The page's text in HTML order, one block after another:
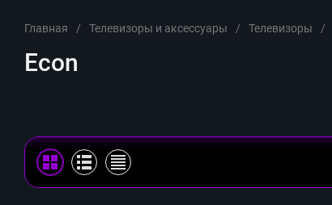
Главная / Телевизоры и аксессуары / Телевизоры /
Econ